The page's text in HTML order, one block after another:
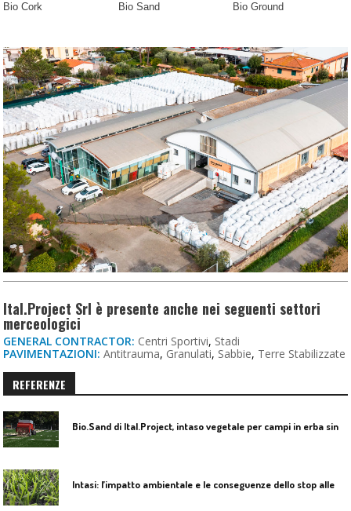
Bio Cork Bio Sand Bio Ground
Ital.Project Srl è presente anche nei seguenti settori
merceologici
GENERAL CONTRACTOR: Centri Sportivi, Stadi
PAVIMENTAZIONI: Antitrauma, Granulati, Sabbie, Terre Stabilizzate
REFERENZE